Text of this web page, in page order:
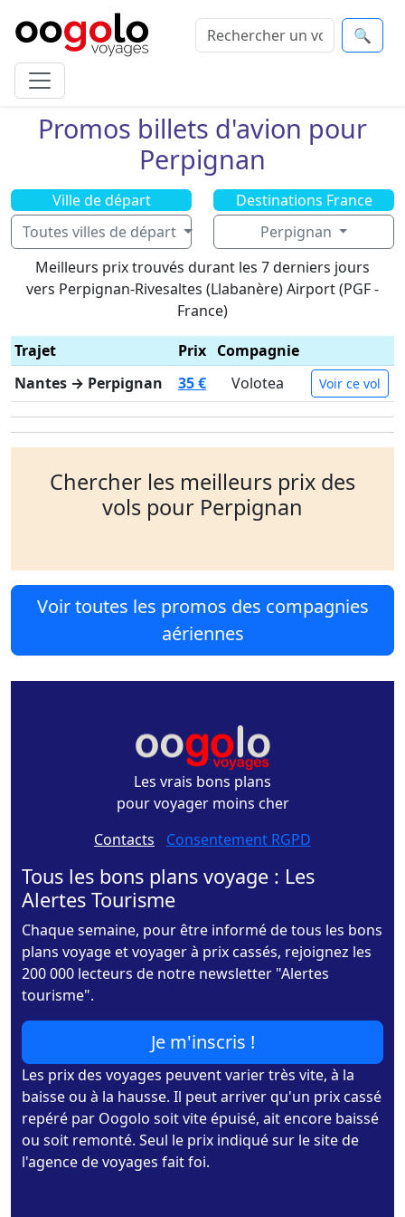
🔍
Promos billets d'avion pour
Perpignan
Ville de départ
Toutes villes de départ
Destinations France
Perpignan
Meilleurs prix trouvés durant les 7 derniers jours
vers Perpignan-Rivesaltes (Llabanère) Airport (PGF -
France)
Trajet
Prix Compagnie
Nantes → Perpignan
35 € Volotea Voir ce vol
Chercher les meilleurs prix des
vols pour Perpignan
Voir toutes les promos des compagnies
aériennes
Les vrais bons plans
pour voyager moins cher
Contacts - Consentement RGPD
Tous les bons plans voyage : Les
Alertes Tourisme
Chaque semaine, pour être informé de tous les bons
plans voyage et voyager à prix cassés, rejoignez les
200 000 lecteurs de notre newsletter "Alertes
tourisme".
Je m'inscris !
Les prix des voyages peuvent varier très vite, à la
baisse ou à la hausse. Il peut arriver qu'un prix cassé
repéré par Oogolo soit vite épuisé, ait encore baissé
ou soit remonté. Seul le prix indiqué sur le site de
l'agence de voyages fait foi.